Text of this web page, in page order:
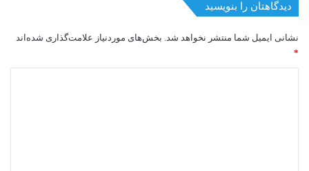
دیدگاهتان را بنویسید
نشانی ایمیل شما منتشر نخواهد شد. بخش‌های موردنیاز علامت‌گذاری شده‌اند
*